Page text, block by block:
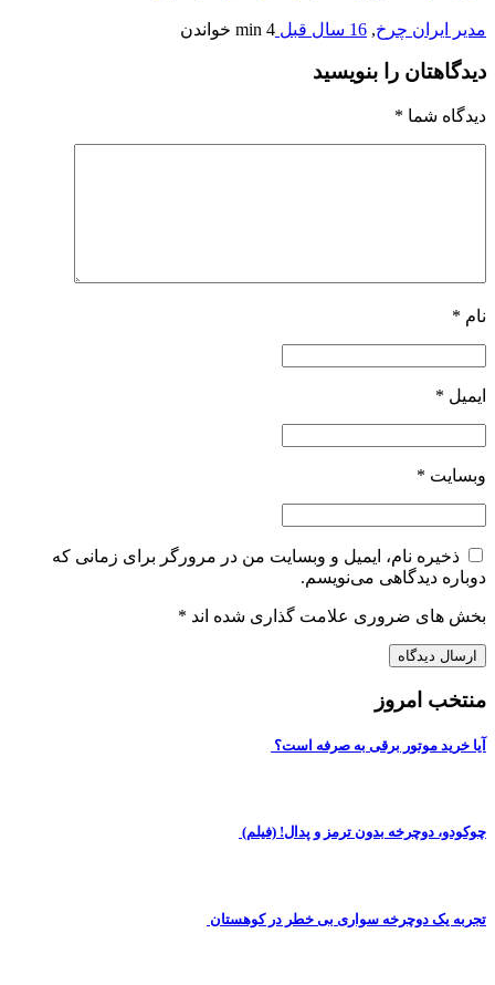
مدیر ایران چرخ, 16 سال قبل 4 min خواندن
دیدگاهتان را بنویسید
دیدگاه شما *
نام *
ایمیل *
وبسایت *
ذخیره نام، ایمیل و وبسایت من در مرورگر برای زمانی که
دوباره دیدگاهی می‌نویسم.
بخش های ضروری علامت گذاری شده اند *
منتخب امروز
آیا خرید موتور برقی به صرفه است؟
چوکودو، دوچرخه بدون ترمز و پدال! (فیلم)
تجربه یک دوچرخه سواری بی خطر در کوهستان